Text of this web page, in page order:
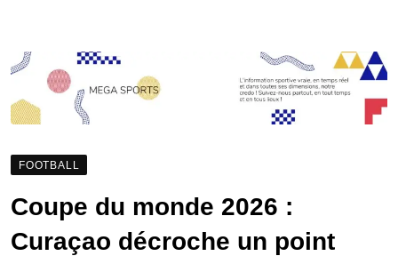
FOOTBALL
Coupe du monde 2026 :
Curaçao décroche un point